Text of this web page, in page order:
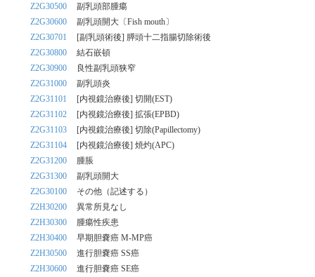
Z2G30500
副乳頭部腫瘍
Z2G30600
副乳頭開大〔Fish mouth〕
Z2G30701
[副乳頭術後] 膵頭十二指腸切除術後
Z2G30800
結石嵌頓
Z2G30900
良性副乳頭狭窄
Z2G31000
副乳頭炎
Z2G31101
[内視鏡治療後] 切開(EST)
Z2G31102
[内視鏡治療後] 拡張(EPBD)
Z2G31103
[内視鏡治療後] 切除(Papillectomy)
Z2G31104
[内視鏡治療後] 焼灼(APC)
Z2G31200
腫脹
Z2G31300
副乳頭開大
Z2G30100
その他（記述する）
Z2H30200
異常所見なし
Z2H30300
腫瘍性疾患
Z2H30400
早期胆嚢癌 M-MP癌
Z2H30500
進行胆嚢癌 SS癌
Z2H30600
進行胆嚢癌 SE癌